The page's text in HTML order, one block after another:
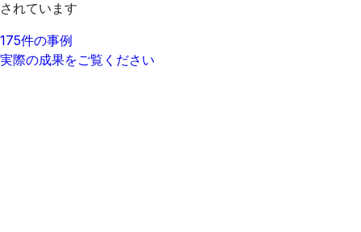
されています
175件の事例
実際の成果をご覧ください